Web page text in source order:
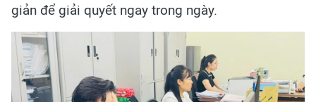
giản để giải quyết ngay trong ngày.